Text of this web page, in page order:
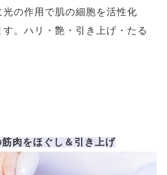
の作用で肌の細胞を活性化
。ハリ・艶・引き上げ・たる
肉をほぐし＆引き上げ